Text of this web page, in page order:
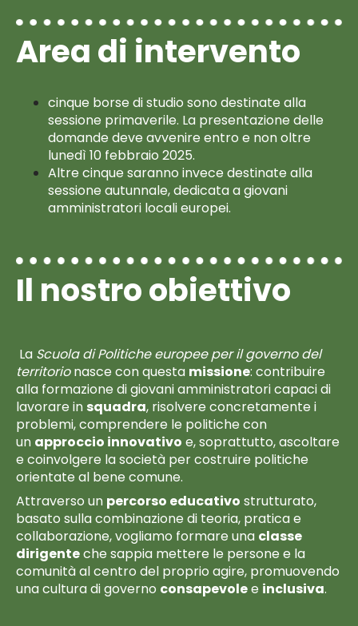
Area di intervento
cinque borse di studio sono destinate alla
sessione primaverile. La presentazione delle
domande deve avvenire entro e non oltre
lunedì 10 febbraio 2025.
Altre cinque saranno invece destinate alla
sessione autunnale, dedicata a giovani
amministratori locali europei.
Il nostro obiettivo
La Scuola di Politiche europee per il governo del
territorionasce con questa missione: contribuire
alla formazione di giovani amministratori capaci di
lavorare in squadra, risolvere concretamente i
problemi, comprendere le politiche con
un approccio innovativo e, soprattutto, ascoltare
e coinvolgere la società per costruire politiche
orientate al bene comune.
Attraverso un percorso educativo strutturato,
basato sulla combinazione di teoria, pratica e
collaborazione, vogliamo formare una classe
dirigenteche sappia mettere le persone e la
comunità al centro del proprio agire, promuovendo
una cultura di governo consapevolee inclusiva.